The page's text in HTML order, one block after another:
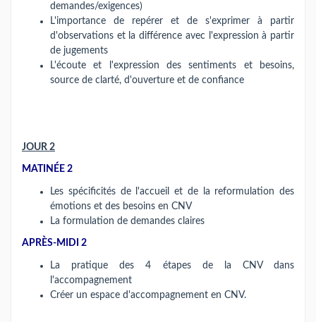
demandes/exigences)
L'importance de repérer et de s'exprimer à partir
d'observations et la différence avec l'expression à partir
de jugements
L'écoute et l'expression des sentiments et besoins,
source de clarté, d'ouverture et de confiance
JOUR 2
MATINÉE 2
Les spécificités de l'accueil et de la reformulation des
émotions et des besoins en CNV
La formulation de demandes claires
APRÈS-MIDI 2
La pratique des 4 étapes de la CNV dans
l'accompagnement
Créer un espace d'accompagnement en CNV.